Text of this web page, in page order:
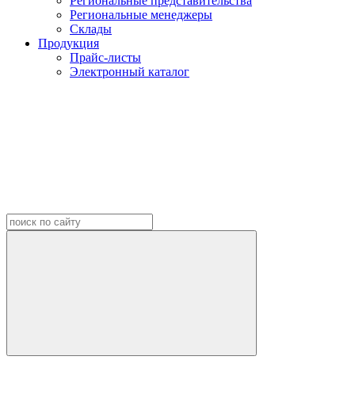
Региональные менеджеры
Склады
Продукция
Прайс-листы
Электронный каталог